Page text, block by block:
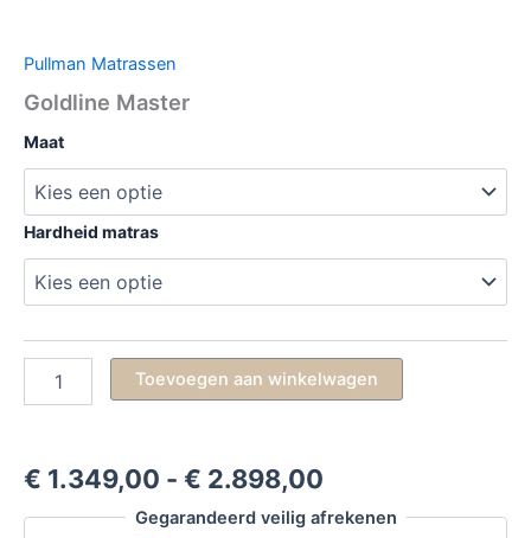
Pullman Matrassen
Goldline Master
Maat
Hardheid matras
Master
Toevoegen aan winkelwagen
€ 1.349,00 - € 2.898,00
€ 1.349,00
Gegarandeerd veilig afrekenen